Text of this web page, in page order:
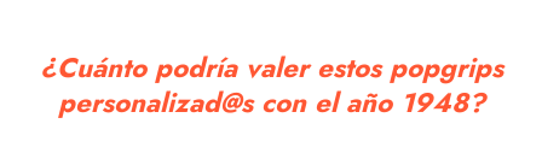
¿Cuánto podría valer estos popgrips
personalizad@s con el año 1948?